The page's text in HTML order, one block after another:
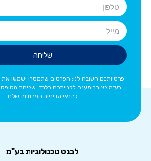
שליחה
פרטיותכם חשובה לנו: הפרטים שתמסרו ישמשו את
בע"מ לצורך מענה לפנייתכם בלבד. שליחת
לתנאי מדיניות הפרטיות שלנו
לבנט טכנולוגיות בע"מ